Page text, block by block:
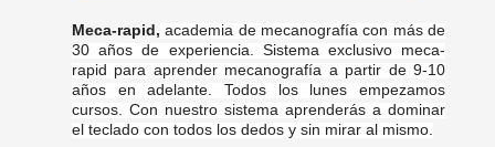
Meca-rapid, academia de mecanografía con más de
30 años de experiencia. Sistema exclusivo meca-
rapid para aprender mecanografía a partir de 9-10
años en adelante. Todos los lunes empezamos
cursos. Con nuestro sistema aprenderás a dominar
el teclado con todos los dedos y sin mirar al mismo.